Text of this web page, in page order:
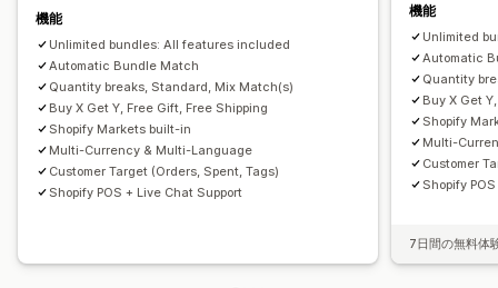
レポート
割引率によるディスカウント
無料配送
BOGO 一括価格設定 卸売価格 動的価格設定 カスタム価格
機能
Unlimited bundles: All features included
Automatic Bundle Match
Quantity breaks, Standard, Mix Match(s)
Buy X Get Y, Free Gift, Free Shipping
Shopify Markets built-in
Multi-Currency & Multi-Language
Customer Target (Orders, Spent, Tags)
Shopify POS + Live Chat Support
機能
Unlimited
Automatic
Quantity
Buy X Get
Shopify
Multi-
Customer
Shopify
7日間の無料体